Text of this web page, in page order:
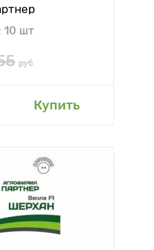
10 шт
руб
Купить